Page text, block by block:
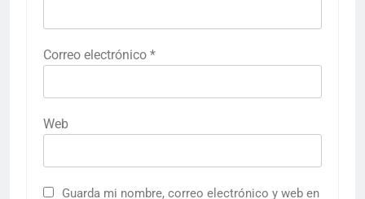
Correo electrónico *
Web
Guarda mi nombre, correo electrónico y web en